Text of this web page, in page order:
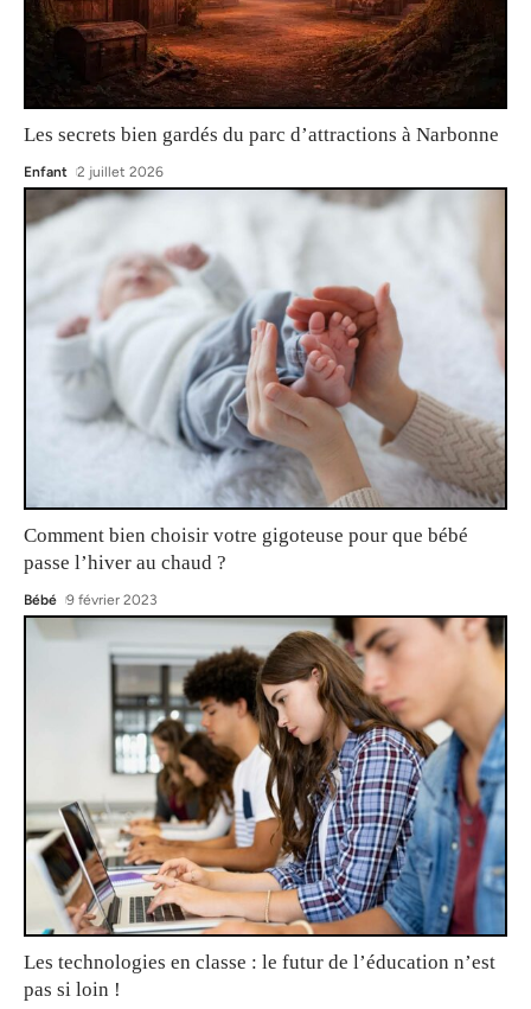
Les secrets bien gardés du parc d’attractions à Narbonne
Enfant 2 juillet 2026
Comment bien choisir votre gigoteuse pour que bébé
passe l’hiver au chaud ?
Bébé 9 février 2023
Les technologies en classe : le futur de l’éducation n’est
pas si loin !